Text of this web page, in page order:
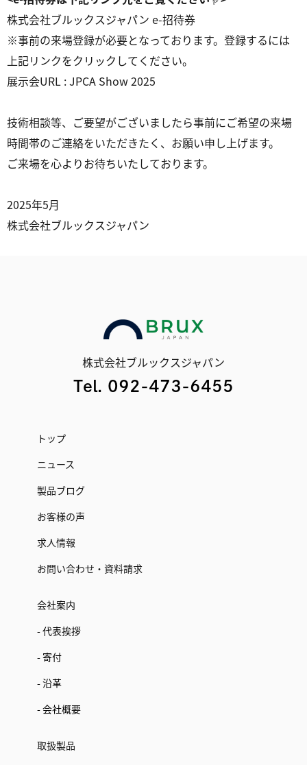
株式会社ブルックスジャパン e-招待券
※事前の来場登録が必要となっております。登録するには
上記リンクをクリックしてください。
展示会URL :JPCA Show 2025
技術相談等、ご要望がございましたら事前にご希望の来場
時間帯のご連絡をいただきたく、お願い申し上げます。
ご来場を心よりお待ちいたしております。
2025年5月
株式会社ブルックスジャパン
株式会社ブルックスジャパン
Tel. 092-473-6455
トップ
ニュース
製品ブログ
お客様の声
求人情報
お問い合わせ・資料請求
会社案内
- 代表挨拶
- 寄付
- 沿革
- 会社概要
取扱製品